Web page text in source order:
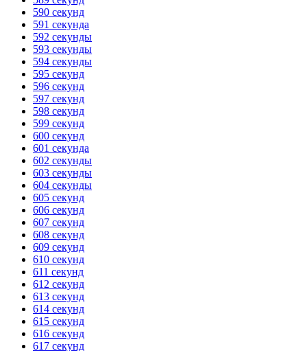
HANDY TIMERS
590 секунд
591 секунда
592 секунды
593 секунды
594 секунды
595 секунд
596 секунд
597 секунд
598 секунд
599 секунд
600 секунд
601 секунда
602 секунды
603 секунды
604 секунды
605 секунд
606 секунд
607 секунд
608 секунд
609 секунд
610 секунд
611 секунд
612 секунд
613 секунд
614 секунд
615 секунд
616 секунд
617 секунд